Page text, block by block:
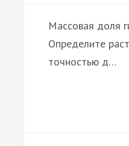
Массовая доля
Определите
точностью д…